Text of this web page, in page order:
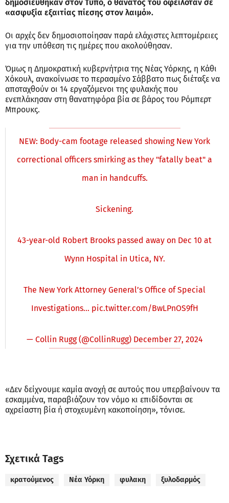
δημοσιεύθηκαν στον Τύπο, ο θάνατός του οφειλόταν σε
«ασφυξία εξαιτίας πίεσης στον λαιμό».
Οι αρχές δεν δημοσιοποίησαν παρά ελάχιστες λεπτομέρειες
για την υπόθεση τις ημέρες που ακολούθησαν.
Όμως η Δημοκρατική κυβερνήτρια της Νέας Υόρκης, η Κάθι
Χόκουλ, ανακοίνωσε το περασμένο Σάββατο πως διέταξε να
αποταχθούν οι 14 εργαζόμενοι της φυλακής που
ενεπλάκησαν στη θανατηφόρα βία σε βάρος του Ρόμπερτ
Μπρουκς.
NEW: Body-cam footage released showing New York
correctional officers smirking as they "fatally beat" a
man in handcuffs.
Sickening.
43-year-old Robert Brooks passed away on Dec 10 at
Wynn Hospital in Utica, NY.
The New York Attorney General’s Office of Special
Investigations… pic.twitter.com/BwLPnOS9fH
— Collin Rugg (@CollinRugg) December 27, 2024
«Δεν δείχνουμε καμία ανοχή σε αυτούς που υπερβαίνουν τα
εσκαμμένα, παραβιάζουν τον νόμο κι επιδίδονται σε
αχρείαστη βία ή στοχευμένη κακοποίηση», τόνισε.
Σχετικά Tags
κρατούμενος Νέα Υόρκη φυλακη ξυλοδαρμός